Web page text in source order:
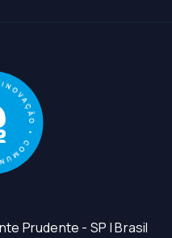
Prudente - SP | Brasil